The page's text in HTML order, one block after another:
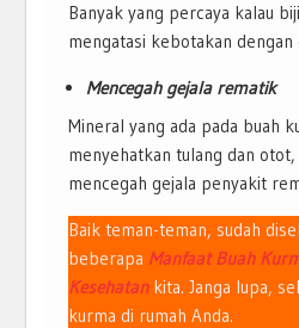
Banyak yang percaya kalau
mengatasi kebotakan dengan
Mencegah gejala rematik
Mineral yang ada pada buah
menyehatkan tulang dan
mencegah gejala penyakit
Baik teman-teman, sudah
beberapa Manfaat Buah
Kesehatankita. Janga lupa,
kurma di rumah Anda.